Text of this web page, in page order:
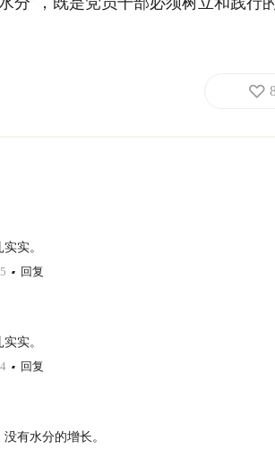
实。
回复
实。
回复
有水分的增长。